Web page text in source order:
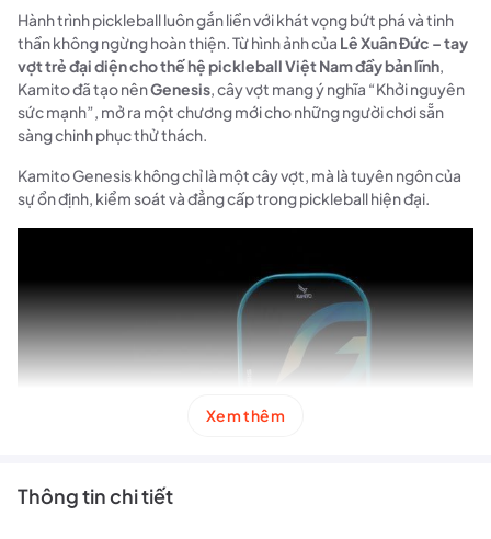
Hành trình pickleball luôn gắn liền với khát vọng bứt phá và tinh
thần không ngừng hoàn thiện. Từ hình ảnh của Lê Xuân Đức – tay
vợt trẻ đại diện cho thế hệ pickleball Việt Nam đầy bản lĩnh,
Kamito đã tạo nênGenesis, cây vợt mang ý nghĩa “Khởi nguyên
sức mạnh”, mở ra một chương mới cho những người chơi sẵn
sàng chinh phục thử thách.
Kamito Genesis không chỉ là một cây vợt, mà là tuyên ngôn của
sự ổn định, kiểm soát và đẳng cấp trong pickleball hiện đại.
Xem thêm
Thông tin chi tiết